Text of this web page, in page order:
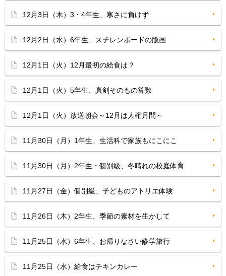
12月3日（木）3・4年生、寒さに負けず
12月2日（水）6年生、スチレンボードの版画
12月1日（火）12月最初の給食は？
12月1日（火）5年生、真剣そのもの算数
12月1日（火）放送朝会～12月は人権月間～
11月30日（月）1年生、生活科で家族もにこにこ
11月30日（月）2年生・個別級、冬晴れの校庭体育
11月27日（金）個別級、子どものアトリエ体験
11月26日（木）2年生、季節の素材を生かして
11月25日（水）6年生、お帰りなさい修学旅行
11月25日（水）給食はチキンカレー